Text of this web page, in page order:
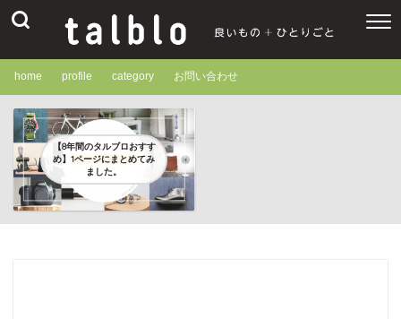
home profile category お問い合わせ
【8年間のタルブロおすす
め】1ページにまとめてみ
ました。